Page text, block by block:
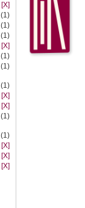
[X]
(1)
(1)
(1)
[X]
(1)
(1)
(1)
[X]
[X]
(1)
(1)
[X]
[X]
[X]